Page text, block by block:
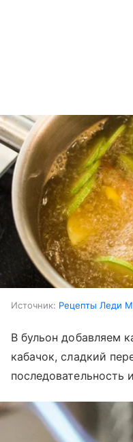
Источник: Рецепты Леди
В бульон добавляем
кабачок, сладкий
последовательность